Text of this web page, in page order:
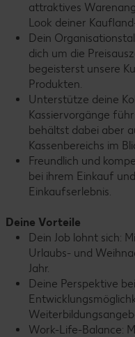
attraktives
Look deiner
Dein
dich um die
begeisterst unsere
Produkten.
Unterstütze deine
Kassiervorgänge
behältst dabei aber
Kassenbereichs im
Freundlich und
bei ihrem Einkauf
Einkaufserlebnis.
Deine Vorteile
Dein Job lohnt sich:
Urlaubs- und
Jahr.
Deine Perspektive
Work-Life-Balance: